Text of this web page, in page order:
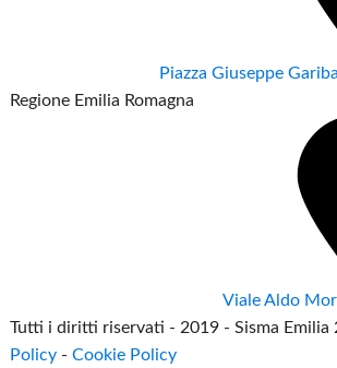
Piazza Giuseppe
Regione Emilia Romagna
Viale Aldo
Tutti i diritti riservati - 2019 - Sisma Emilia
Policy -Cookie Policy